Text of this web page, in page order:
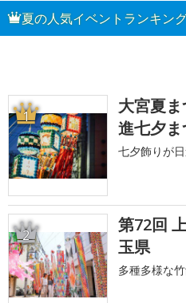
夏の人気イベントランキン
1
大宮夏
進七夕
七夕飾りが
2
第72回
玉県
多種多様な